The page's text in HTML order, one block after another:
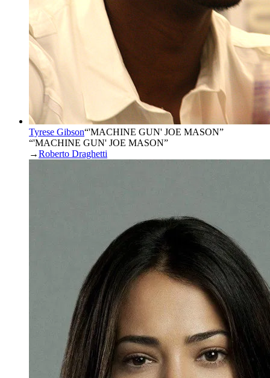
Tyrese Gibson“'MACHINE GUN' JOE MASON”
“'MACHINE GUN' JOE MASON”
→Roberto Draghetti